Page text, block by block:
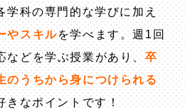
学科の専門的な学びに加え
やスキルを学べます。週1回
どを学ぶ授業があり、 卒
のうちから身につけられる
なポイントです！